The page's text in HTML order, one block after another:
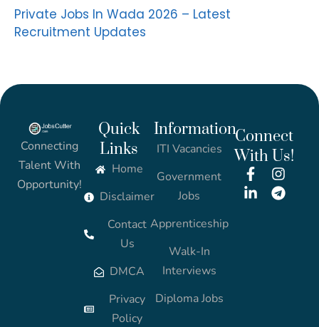
Private Jobs In Wada 2026 – Latest
Recruitment Updates
Connecting
Talent With
Opportunity!
Quick
Links
Home
Disclaimer
Contact
Us
DMCA
Privacy
Policy
Information
ITI Vacancies
Government
Jobs
Apprenticeship
Walk-In
Interviews
Diploma Jobs
Connect
With Us!